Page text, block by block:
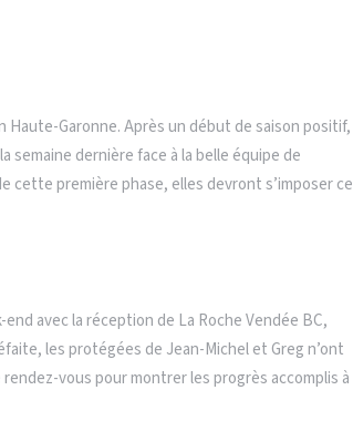
Garonne. Après un début de saison positif,
semaine dernière face à la belle équipe de
cette première phase, elles devront s’imposer ce
avec la réception de La Roche Vendée BC,
les protégées de Jean-Michel et Greg n’ont
vous pour montrer les progrès accomplis à